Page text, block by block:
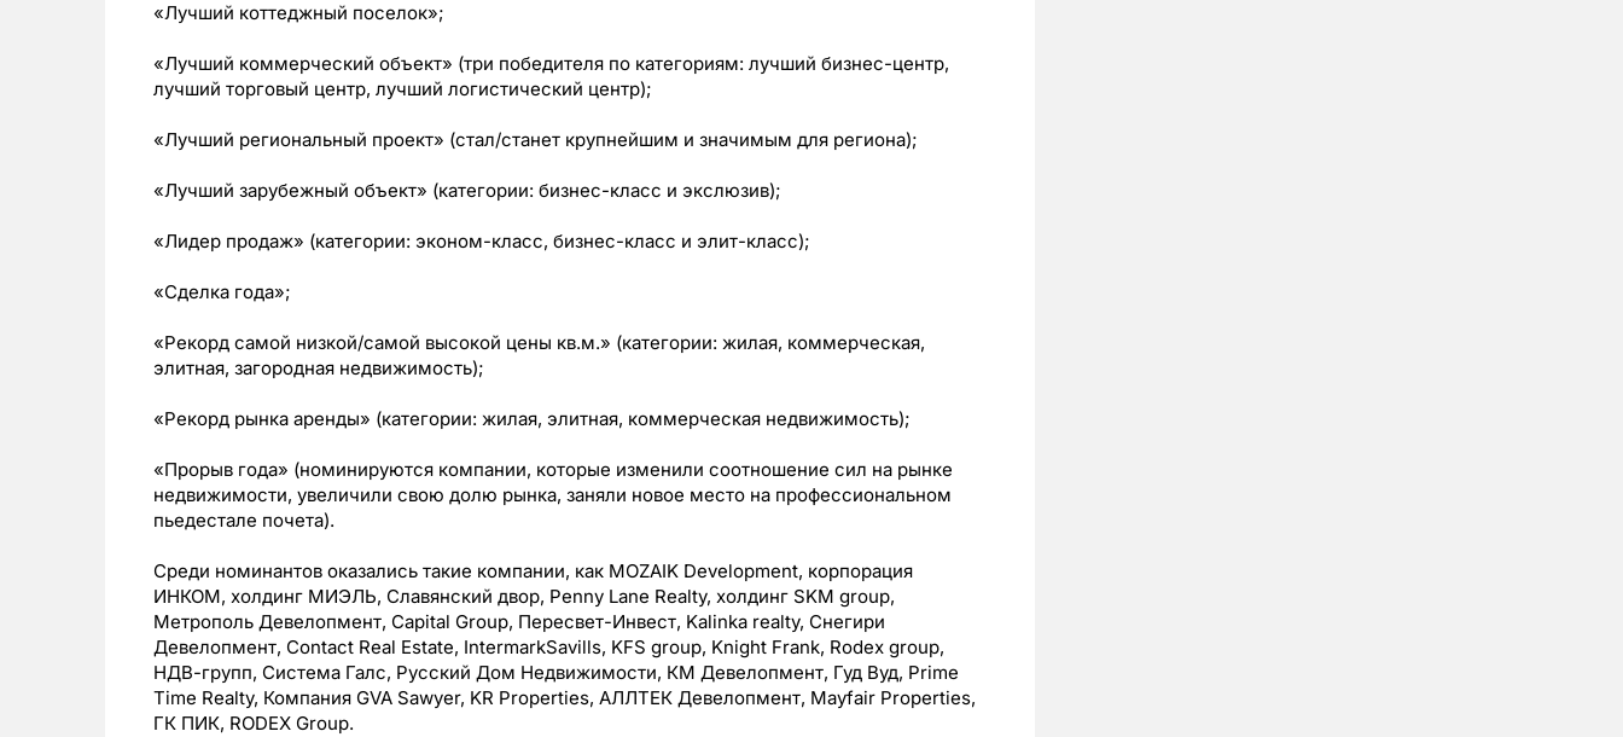
«Лучший коттеджный поселок»;
«Лучший коммерческий объект» (три победителя по категориям: лучший бизнес-центр,
лучший торговый центр, лучший логистический центр);
«Лучший региональный проект» (стал/станет крупнейшим и значимым для региона);
«Лучший зарубежный объект» (категории: бизнес-класс и экслюзив);
«Лидер продаж» (категории: эконом-класс, бизнес-класс и элит-класс);
«Сделка года»;
«Рекорд самой низкой/самой высокой цены кв.м.» (категории: жилая, коммерческая,
элитная, загородная недвижимость);
«Рекорд рынка аренды» (категории: жилая, элитная, коммерческая недвижимость);
«Прорыв года» (номинируются компании, которые изменили соотношение сил на рынке
недвижимости, увеличили свою долю рынка, заняли новое место на профессиональном
пьедестале почета).
Среди номинантов оказались такие компании, как MOZAIK Development, корпорация
ИНКОМ, холдинг МИЭЛЬ, Славянский двор, Penny Lane Realty, холдинг SKM group,
Метрополь Девелопмент, Capital Group, Пересвет-Инвест, Kalinka realty, Снегири
Девелопмент, Contact Real Estate, IntermarkSavills, KFS group, Knight Frank, Rodex group,
НДВ-групп, Система Галс, Русский Дом Недвижимости, КМ Девелопмент, Гуд Вуд, Prime
Time Realty, Компания GVA Sawyer, KR Properties, АЛЛТЕК Девелопмент, Мayfair Properties,
ГК ПИК, RODEX Group.